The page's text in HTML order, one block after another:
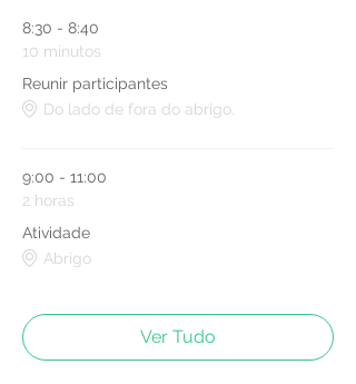
8:30 - 8:40
10 minutos
Reunir participantes
Do lado de fora do abrigo.
9:00 - 11:00
2 horas
Atividade
Abrigo
Ver Tudo